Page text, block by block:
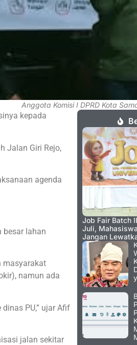
Anggota Komisi I DPRD Kota
kepada
Jalan Giri Rejo,
agenda
besar lahan
masyarakat
namun ada
PU,” ujar Afif
jalan sekitar
Job Fair Batch
Juli,
Jangan